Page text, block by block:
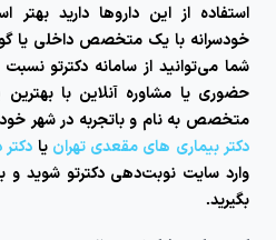
استفاده از این داروها دارید
خودسرانه با یک متخصص داخلی یا
شما می‌توانید از سامانه دکترتو
حضوری یا مشاوره آنلاین با بهترین
متخصص به نام و باتجربه در شهر
دکتر بیماری های مقعدی تهران یا
وارد سایت نوبت‌دهی دکترتو شوید
بگیرید.